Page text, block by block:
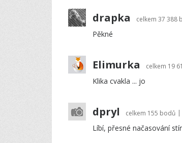
drapka celkem 37 388
Pěkné
Elimurka celkem 19
Klika cvakla ... jo
dpryl celkem 155 bodů |
Líbí, přesné načasování